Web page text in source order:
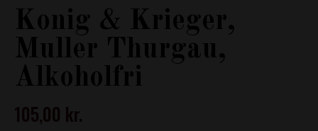
Konig & Krieger,
Muller Thurgau,
Alkoholfri
105,00 kr.